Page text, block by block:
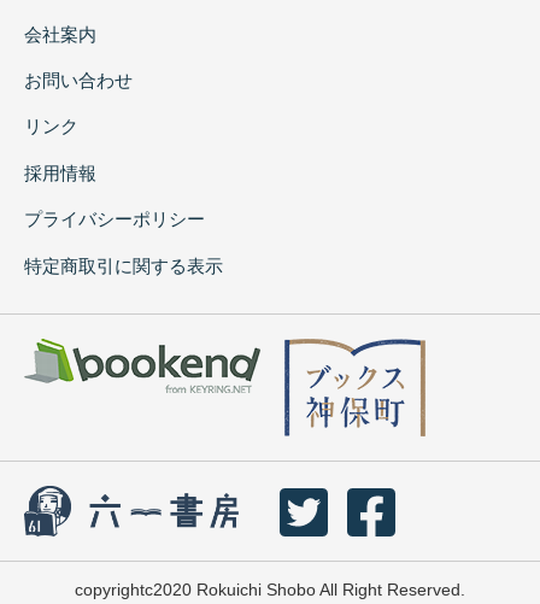
会社案内
お問い合わせ
リンク
採用情報
プライバシーポリシー
特定商取引に関する表示
copyrightc2020 Rokuichi Shobo All Right Reserved.